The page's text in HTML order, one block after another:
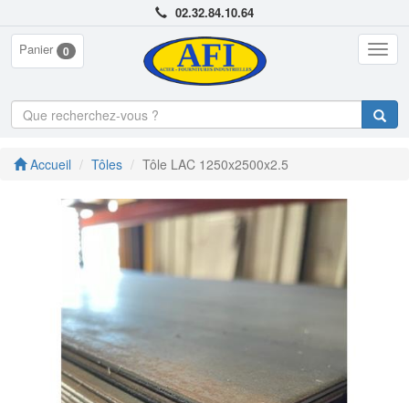
02.32.84.10.64
Panier 0
Accueil Tôles Tôle LAC 1250x2500x2.5